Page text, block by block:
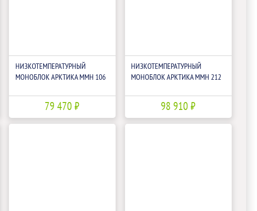
НИЗКОТЕМПЕРАТУРНЫЙ
МОНОБЛОК АРКТИКА ММН 106
79 470 ₽
НИЗКОТЕМПЕРАТУРНЫЙ
МОНОБЛОК АРКТИКА ММН 212
98 910 ₽